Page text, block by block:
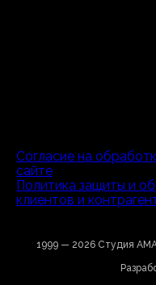
Согласие на
сайте
Политика защиты и
клиентов и
1999 — 2026 Студия